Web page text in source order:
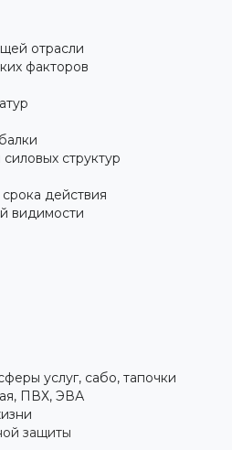
отрасли
факторов
структур
действия
видимости
услуг, сабо, тапочки
ПВХ, ЭВА
защиты